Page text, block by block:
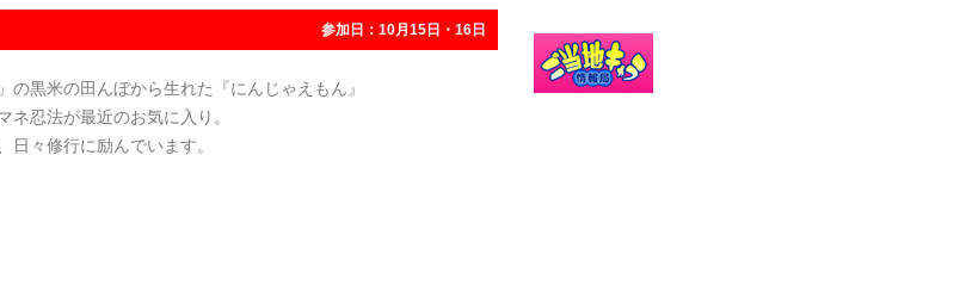
参加日：10月15日・16日
の黒米の田んぼから生れた『にんじゃえもん』
ネ忍法が最近のお気に入り。
日々修行に励んでいます。